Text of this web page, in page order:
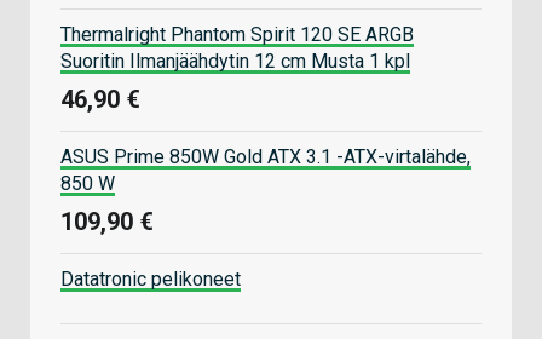
Thermalright Phantom Spirit 120 SE ARGB
Suoritin Ilmanjäähdytin 12 cm Musta 1 kpl
46,90 €
ASUS Prime 850W Gold ATX 3.1 -ATX-virtalähde,
850 W
109,90 €
Datatronic pelikoneet